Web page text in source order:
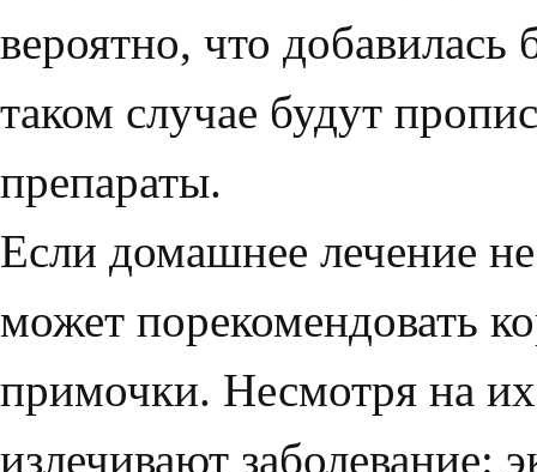
вероятно, что
таком случае будут
препараты.
Если домашнее лечение
может порекомендо­вать
примочки. Несмотря на
излечивают заболевание: